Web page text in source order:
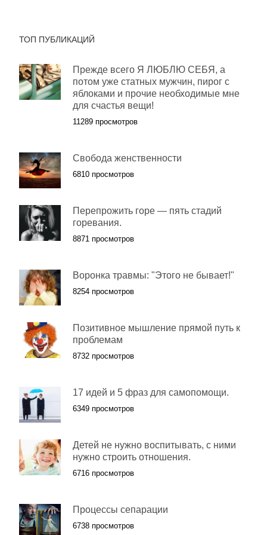
ТОП ПУБЛИКАЦИЙ
Прежде всего Я ЛЮБЛЮ СЕБЯ, а
потом уже статных мужчин, пирог с
яблоками и прочие необходимые мне
для счастья вещи!
11289 просмотров
Свобода женственности
6810 просмотров
Перепрожить горе — пять стадий
горевания.
8871 просмотров
Воронка травмы: "Этого не бывает!"
8254 просмотров
Позитивное мышление прямой путь к
проблемам
8732 просмотров
17 идей и 5 фраз для самопомощи.
6349 просмотров
Детей не нужно воспитывать, с ними
нужно строить отношения.
6716 просмотров
Процессы сепарации
6738 просмотров